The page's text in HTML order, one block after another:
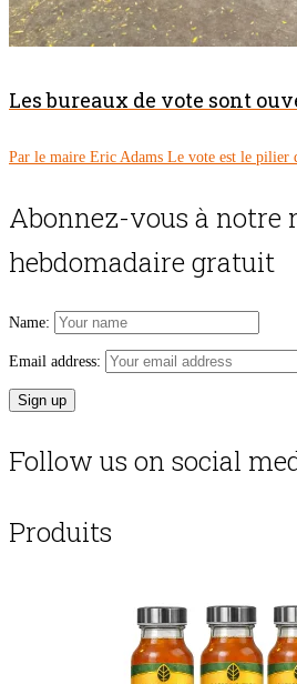
Les bureaux de vote sont
Par le maire Eric Adams Le vote est le
Abonnez-vous à notre
hebdomadaire gratuit
Name:
Email address:
Follow us on social
Produits